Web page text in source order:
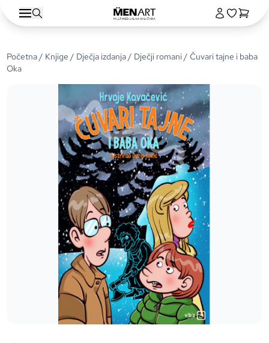
Početna/ Knjige / Dječja izdanja/ Dječji romani/ Čuvari tajne i baba
Oka